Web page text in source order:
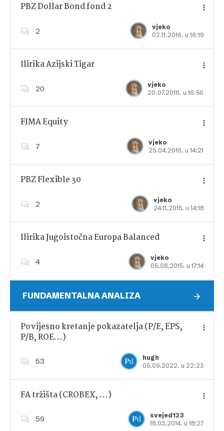
PBZ Dollar Bond fond 2
2
vjeko
02.11.2016. u 16:19
Dodajte u favorite
Ilirika Azijski Tigar
20
vjeko
20.07.2016. u 16:56
Dodajte u favorite
FIMA Equity
7
vjeko
25.04.2016. u 14:21
Dodajte u favorite
PBZ Flexible 30
2
vjeko
24.11.2015. u 14:18
Dodajte u favorite
Ilirika Jugoistočna Europa Balanced
4
vjeko
05.08.2015. u 17:14
Dodajte u favorite
FUNDAMENTALNA ANALIZA
Povijesno kretanje pokazatelja (P/E, EPS,
P/B, ROE…)
53
hugh
05.09.2022. u 22:23
Dodajte u favorite
FA tržišta (CROBEX, …)
59
svejed123
18.03.2014. u 18:27
Dodajte u favorite